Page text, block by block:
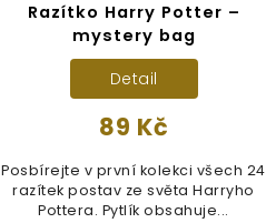
Razítko Harry Potter –
mystery bag
89 Kč
Detail
Posbírejte v první kolekci všech 24
razítek postav ze světa Harryho
Pottera. Pytlík obsahuje...